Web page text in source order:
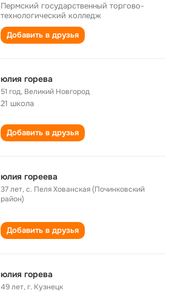
Пермский государственный торгово-
технологический колледж
Добавить в друзья
юлия горева
51 год, Великий Новгород
21 школа
Добавить в друзья
юлия гореева
37 лет,с. Пеля Хованская (Починковский
район)
Добавить в друзья
юлия горева
49 лет,г. Кузнецк